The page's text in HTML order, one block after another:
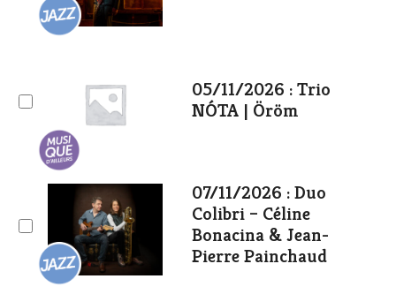
05/11/2026 : Trio
NÓTA | Öröm
07/11/2026 : Duo
Colibri – Céline
Bonacina & Jean-
Pierre Painchaud